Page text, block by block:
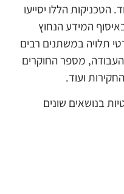
הללו יסייעו
המידע הנחוץ
תלויה במשתנים רבים
מספר החוקרים
ועוד.
בנושאים שונים